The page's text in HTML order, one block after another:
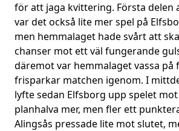
för att jaga kvittering. Första delen
var det också lite mer spel på
men hemmalaget hade svårt att
chanser mot ett väl fungerande
däremot var hemmalaget vassa
frisparkar matchen igenom. I
lyfte sedan Elfsborg upp spelet
planhalva mer, men fler ett
Alingsås pressade lite mot slutet,